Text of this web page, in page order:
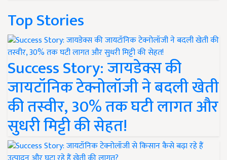
Top Stories
Success Story: जायडेक्स की
जायटॉनिक टेक्नोलॉजी ने बदली खेती
की तस्वीर, 30% तक घटी लागत और
सुधरी मिट्टी की सेहत!